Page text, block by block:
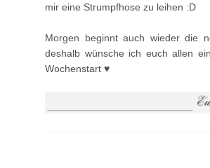
mir eine Strumpfhose zu leihen :D
Morgen beginnt auch wieder die
deshalb wünsche ich euch allen
Wochenstart ♥